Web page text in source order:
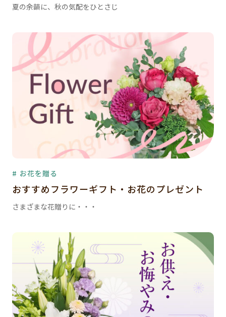
夏の余韻に、秋の気配をひとさじ
# お花を贈る
おすすめフラワーギフト・お花のプレゼント
さまざまな花贈りに・・・